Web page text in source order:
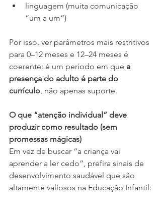
linguagem (muita comunicação
“um a um”)
Por isso, ver parâmetros mais restritivos
para 0–12 meses e 12–24 meses é
coerente: é um período em que a
presença do adulto é parte do
currículo, não apenas suporte.
O que “atenção individual” deve
produzir como resultado (sem
promessas mágicas)
Em vez de buscar “a criança vai
aprender a ler cedo”, prefira sinais de
desenvolvimento saudável que são
altamente valiosos na Educação Infantil: